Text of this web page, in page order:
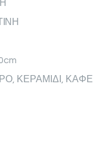
ΚΕΡΑΜΙΔΙ, ΚΑΦΕ.